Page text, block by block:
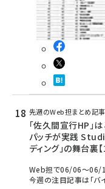
先週のWeb担まとめ記事
「佐久間宣行HP」
パッチが実践
ディング」の舞台裏
Web担で06/06～06/
今週の注目記事は「バイ